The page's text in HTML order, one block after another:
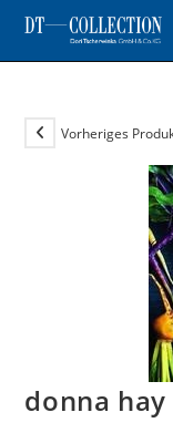
Zum
Inhalt
springen
Vorheriges
donna